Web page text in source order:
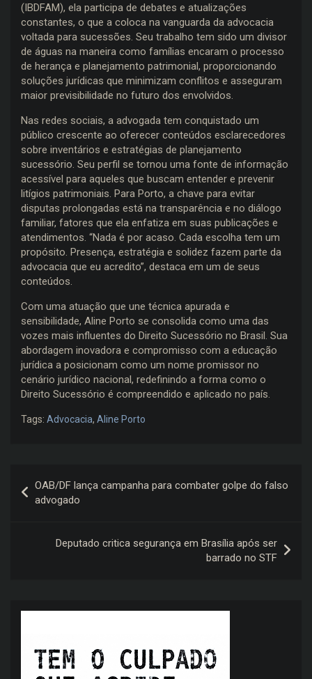
(IBDFAM), ela participa de debates e atualizações
constantes, o que a coloca na vanguarda da advocacia
voltada para sucessões. Seu trabalho tem sido um divisor
de águas na maneira como famílias encaram o processo
de herança e planejamento patrimonial, proporcionando
soluções jurídicas que minimizam conflitos e asseguram
maior previsibilidade no futuro dos envolvidos.
Nas redes sociais, a advogada tem conquistado um
público crescente ao oferecer conteúdos esclarecedores
sobre inventários e estratégias de planejamento
sucessório. Seu perfil se tornou uma fonte de informação
acessível para aqueles que buscam entender e prevenir
litígios patrimoniais. Para Porto, a chave para evitar
disputas prolongadas está na transparência e no diálogo
familiar, fatores que ela enfatiza em suas publicações e
atendimentos. “Nada é por acaso. Cada escolha tem um
propósito. Presença, estratégia e solidez fazem parte da
advocacia que eu acredito”, destaca em um de seus
conteúdos.
Com uma atuação que une técnica apurada e
sensibilidade, Aline Porto se consolida como uma das
vozes mais influentes do Direito Sucessório no Brasil. Sua
abordagem inovadora e compromisso com a educação
jurídica a posicionam como um nome promissor no
cenário jurídico nacional, redefinindo a forma como o
Direito Sucessório é compreendido e aplicado no país.
Tags: Advocacia, Aline Porto
de
OAB/DF lança campanha para combater golpe do falso
advogado
Deputado critica segurança em Brasília após ser
barrado no STF